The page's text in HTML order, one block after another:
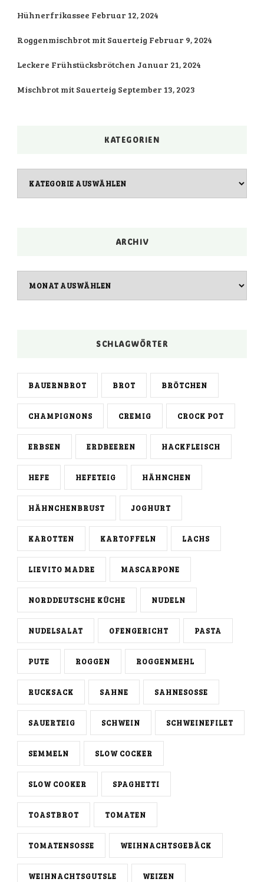
Hühnerfrikassee Februar 12, 2024
Roggenmischbrot mit Sauerteig Februar 9, 2024
Leckere Frühstücksbrötchen Januar 21, 2024
Mischbrot mit Sauerteig September 13, 2023
KATEGORIEN
ARCHIV
SCHLAGWÖRTER
BAUERNBROT BROT BRÖTCHEN
CHAMPIGNONS CREMIG CROCK POT
ERBSEN ERDBEEREN HACKFLEISCH
HEFE HEFETEIG HÄHNCHEN
HÄHNCHENBRUST JOGHURT
KAROTTEN KARTOFFELN LACHS
LIEVITO MADRE MASCARPONE
NORDDEUTSCHE KÜCHE NUDELN
NUDELSALAT OFENGERICHT PASTA
PUTE ROGGEN ROGGENMEHL
RUCKSACK SAHNE SAHNESOSSE
SAUERTEIG SCHWEIN SCHWEINEFILET
SEMMELN SLOW COCKER
SLOW COOKER SPAGHETTI
TOASTBROT TOMATEN
TOMATENSOSSE WEIHNACHTSGEBÄCK
WEIHNACHTSGUTSLE WEIZEN